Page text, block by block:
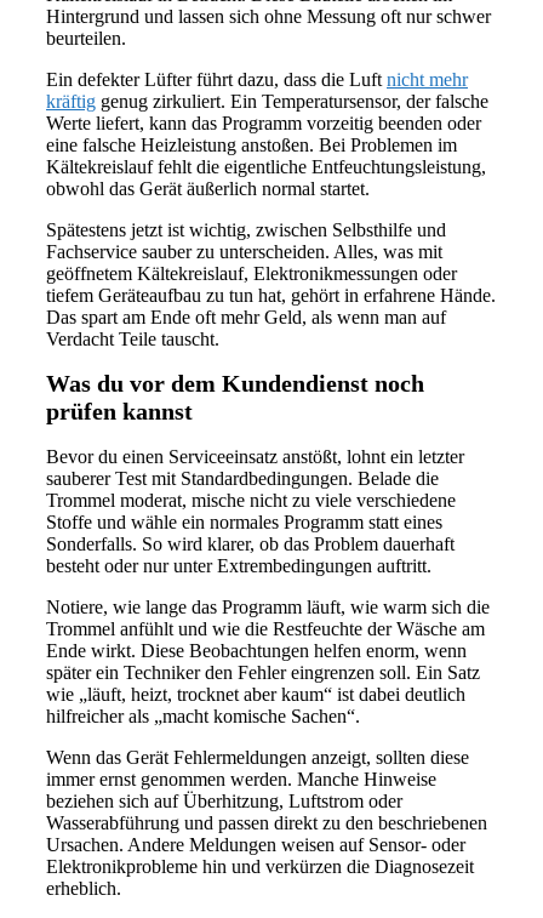
Hintergrund und lassen sich ohne Messung oft nur schwer
beurteilen.
Ein defekter Lüfter führt dazu, dass die Luft nicht mehr
kräftig genug zirkuliert. Ein Temperatursensor, der falsche
Werte liefert, kann das Programm vorzeitig beenden oder
eine falsche Heizleistung anstoßen. Bei Problemen im
Kältekreislauf fehlt die eigentliche Entfeuchtungsleistung,
obwohl das Gerät äußerlich normal startet.
Spätestens jetzt ist wichtig, zwischen Selbsthilfe und
Fachservice sauber zu unterscheiden. Alles, was mit
geöffnetem Kältekreislauf, Elektronikmessungen oder
tiefem Geräteaufbau zu tun hat, gehört in erfahrene Hände.
Das spart am Ende oft mehr Geld, als wenn man auf
Verdacht Teile tauscht.
Was du vor dem Kundendienst noch
prüfen kannst
Bevor du einen Serviceeinsatz anstößt, lohnt ein letzter
sauberer Test mit Standardbedingungen. Belade die
Trommel moderat, mische nicht zu viele verschiedene
Stoffe und wähle ein normales Programm statt eines
Sonderfalls. So wird klarer, ob das Problem dauerhaft
besteht oder nur unter Extrembedingungen auftritt.
Notiere, wie lange das Programm läuft, wie warm sich die
Trommel anfühlt und wie die Restfeuchte der Wäsche am
Ende wirkt. Diese Beobachtungen helfen enorm, wenn
später ein Techniker den Fehler eingrenzen soll. Ein Satz
wie „läuft, heizt, trocknet aber kaum“ ist dabei deutlich
hilfreicher als „macht komische Sachen“.
Wenn das Gerät Fehlermeldungen anzeigt, sollten diese
immer ernst genommen werden. Manche Hinweise
beziehen sich auf Überhitzung, Luftstrom oder
Wasserabführung und passen direkt zu den beschriebenen
Ursachen. Andere Meldungen weisen auf Sensor- oder
Elektronikprobleme hin und verkürzen die Diagnosezeit
erheblich.